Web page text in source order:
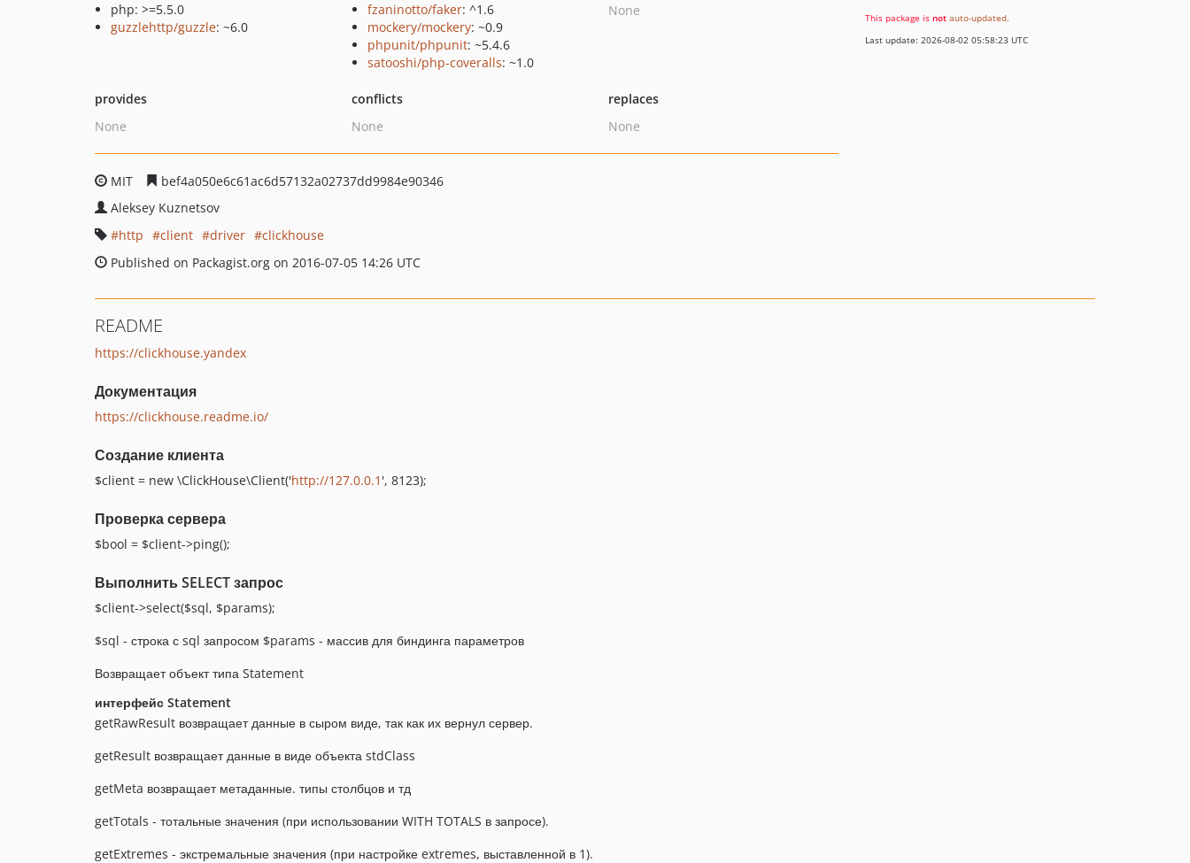
php: >=5.5.0
guzzlehttp/guzzle: ~6.0
fzaninotto/faker: ^1.6
mockery/mockery: ~0.9
phpunit/phpunit: ~5.4.6
satooshi/php-coveralls: ~1.0
None
provides
None
conflicts
None
replaces
None
MIT
bef4a050e6c61ac6d57132a02737dd9984e90346
Aleksey Kuznetsov
http
client driver
clickhouse
Published on Packagist.org on 2016-07-05 14:26 UTC
This package is not auto-updated.
Last update: 2026-08-02 05:58:23 UTC
README
https://clickhouse.yandex
Документация
https://clickhouse.readme.io/
Создание клиента
$client = new \ClickHouse\Client('http://127.0.0.1 ', 8123);
Проверка сервера
$bool = $client->ping();
Выполнить SELECT запрос
$client->select($sql, $params);
$sql - строка с sql запросом $params - массив для биндинга параметров
Возвращает объект типа Statement
интерфейс Statement
getRawResult возвращает данные в сыром виде, так как их вернул сервер.
getResult возвращает данные в виде объекта stdClass
getMeta возвращает метаданные. типы столбцов и тд
getTotals - тотальные значения (при использовании WITH TOTALS в запросе).
getExtremes - экстремальные значения (при настройке extremes, выставленной в 1).